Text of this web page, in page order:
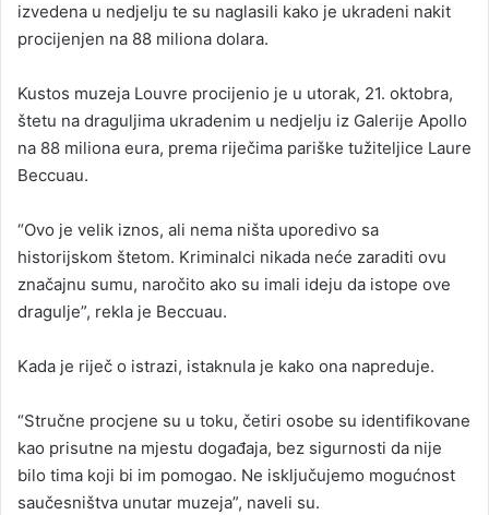
izvedena u nedjelju te su naglasili kako je ukradeni nakit
procijenjen na 88 miliona dolara.
Kustos muzeja Louvre procijenio je u utorak, 21. oktobra,
štetu na draguljima ukradenim u nedjelju iz Galerije Apollo
na 88 miliona eura, prema riječima pariške tužiteljice Laure
Beccuau.
“Ovo je velik iznos, ali nema ništa uporedivo sa
historijskom štetom. Kriminalci nikada neće zaraditi ovu
značajnu sumu, naročito ako su imali ideju da istope ove
dragulje”, rekla je Beccuau.
Kada je riječ o istrazi, istaknula je kako ona napreduje.
“Stručne procjene su u toku, četiri osobe su identifikovane
kao prisutne na mjestu događaja, bez sigurnosti da nije
bilo tima koji bi im pomogao. Ne isključujemo mogućnost
saučesništva unutar muzeja”, naveli su.